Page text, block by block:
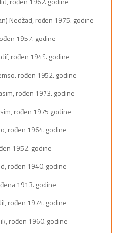
Nedžad, rođen 1975. godine
1957. godine
rođen 1949. godine
rođen 1952. godine
rođen 1973. godine
rođen 1975 godine
rođen 1964. godine
1952. godine
rođen 1940. godine
1913. godine
rođen 1974. godine
rođen 1960. godine